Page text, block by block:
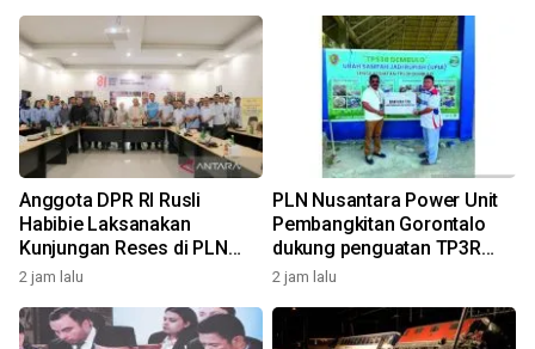
Anggota DPR RI Rusli
Habibie Laksanakan
Kunjungan Reses di PLN
Nusantara Power Unit
2 jam lalu
PLN Nusantara Power Unit
Pembangkitan Gorontalo
dukung penguatan TP3R
Tanggidaa Group melalui
ekonomi sirkular
2 jam lalu